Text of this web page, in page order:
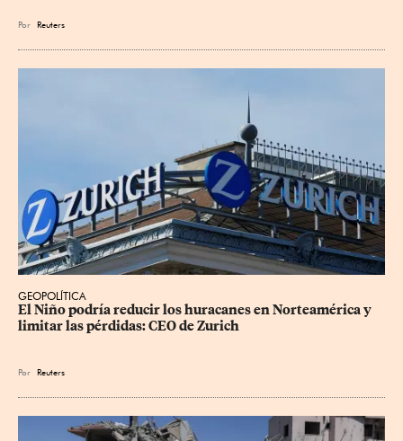
Por Reuters
GEOPOLÍTICA
El Niño podría reducir los huracanes en Norteamérica y
limitar las pérdidas: CEO de Zurich
Por Reuters